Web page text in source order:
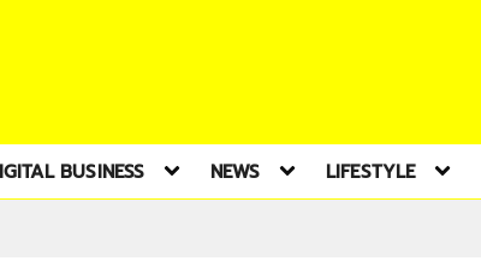
BUSINESS NEWS LIFESTYLE